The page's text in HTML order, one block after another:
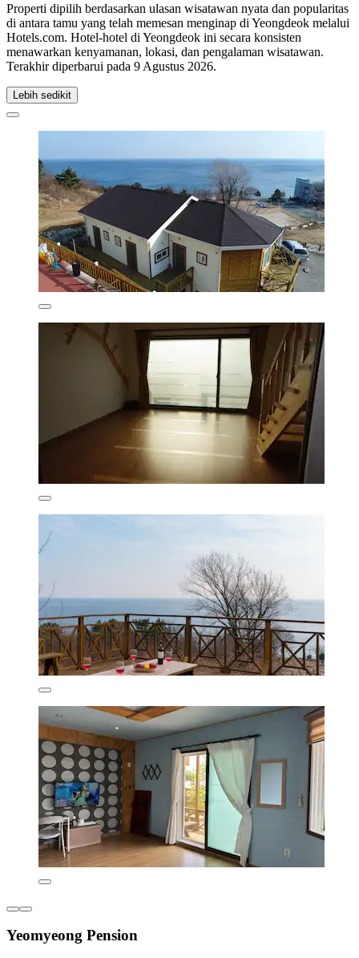
Properti dipilih berdasarkan ulasan wisatawan nyata dan popularitas
di antara tamu yang telah memesan menginap di Yeongdeok melalui
Hotels.com. Hotel-hotel di Yeongdeok ini secara konsisten
menawarkan kenyamanan, lokasi, dan pengalaman wisatawan.
Terakhir diperbarui pada 9 Agustus 2026.
Lebih sedikit
Yeomyeong Pension